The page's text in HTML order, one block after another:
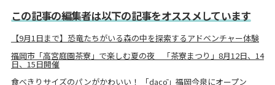
この記事の編集者は以下の記事をオススメしています
【9月1日まで】恐竜たちがいる森の中を探索するアドベンチャー体験
福岡市「高宮庭園茶寮」で楽しむ夏の夜 「茶寮まつり」8月12日、14
日、15日開催
食べきりサイズのパンがかわいい！ 「dacō」福岡今泉にオープン